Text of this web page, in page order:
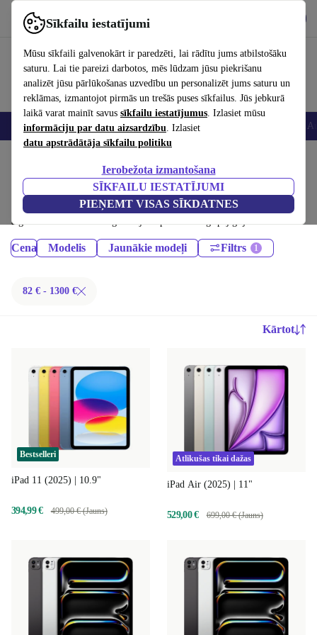
Sīkfailu iestatījumi
Mūsu sīkfaili galvenokārt ir paredzēti, lai rādītu jums atbilstošāku
saturu. Lai tie pareizi darbotos, mēs lūdzam jūsu piekrišanu
analizēt jūsu pārlūkošanas uzvedību un personalizēt jums saturu un
reklāmas, izmantojot pirmās un trešās puses sīkfailus. Jūs jebkurā
laikā varat mainīt savus sīkfailu iestatījumus. Izlasiet mūsu
informāciju par datu aizsardzību. Izlasiet
datu apstrādātāja sīkfailu politiku
Ierobežota izmantošana
SĪKFAILU IESTATĪJUMI
PIEŅEMT VISAS SĪKDATNES
Izmantojiet refurbed ātri un viegli
Viedtālruņi Portatīvie datori Planšetes Viedpulksteņi
iPad:
Sertificēti atjaunoti iPad līdz 1300 € – ietaupiet līdz 40 %. 30 dienu
atgriešana un 12 mēnešu garantija. Iepērcieties ilgtspējīgi jau šodien!
Cena Modelis Jaunākie modeļi Filtrs
82 € - 1300 €
Kārtot
Bestselleri
iPad 11 (2025) | 10.9"
394,99 € 499,00 € (Jauns)
Atlikušas tikai dažas
iPad Air (2025) | 11"
529,00 € 699,00 € (Jauns)